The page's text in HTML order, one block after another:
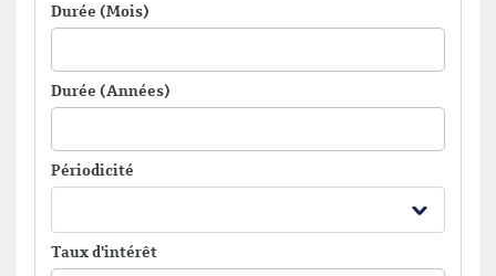
Durée (Mois)
Durée (Années)
Périodicité
Taux d'intérêt